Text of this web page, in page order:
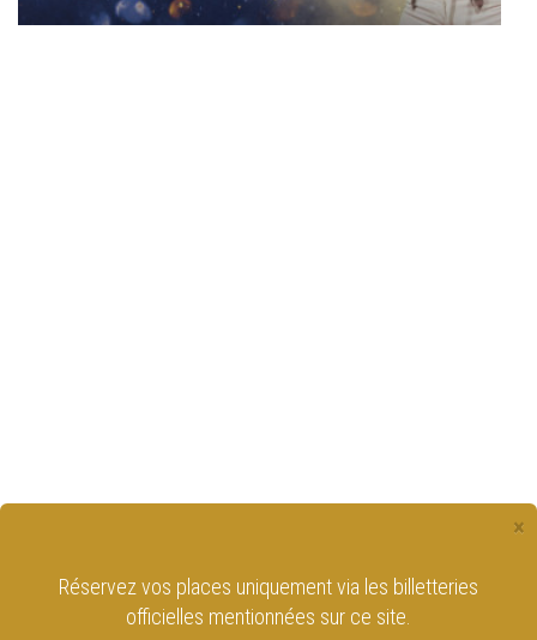
×
Réservez vos places uniquement via les billetteries
officielles mentionnées sur ce site.